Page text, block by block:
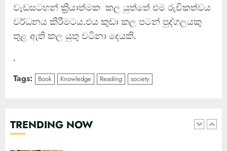
වැඩසටහන් ක්‍රියාත්මක කල යුත්තේ එම රුචිකත්වය
වර්ධනය කිරීමටය.එය කුඩා කල පටන් පුද්ගලයකු
තුළ ඇති කල යුතු වටිනා දෙයකි.
.
Tags: Book Knowledge Reading society
TRENDING NOW
කැණීම් වලදී හමුවුන ලිංගික උපකරණ
23 FEBRUARY 2023
2